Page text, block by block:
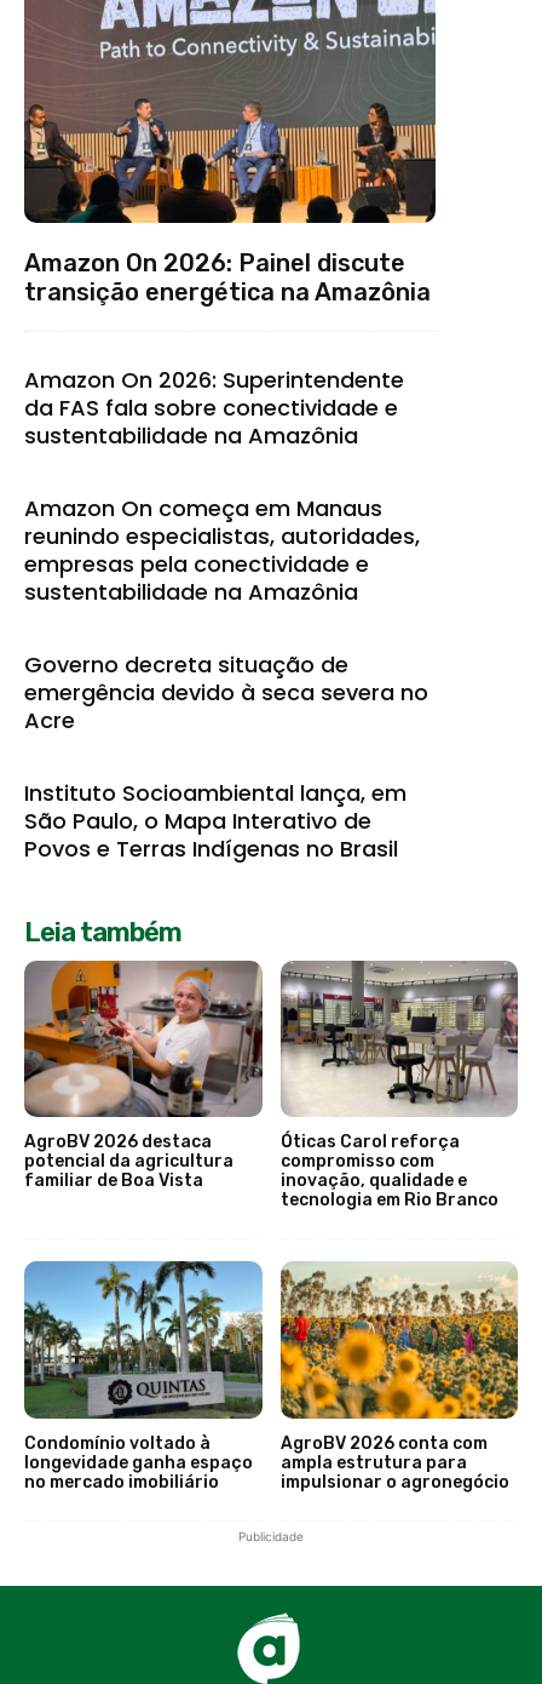
Amazon On 2026: Painel discute
transição energética na Amazônia
Amazon On 2026: Superintendente
da FAS fala sobre conectividade e
sustentabilidade na Amazônia
Amazon On começa em Manaus
reunindo especialistas, autoridades,
empresas pela conectividade e
sustentabilidade na Amazônia
Governo decreta situação de
emergência devido à seca severa no
Acre
Instituto Socioambiental lança, em
São Paulo, o Mapa Interativo de
Povos e Terras Indígenas no Brasil
Leia também
AgroBV 2026 destaca
potencial da agricultura
familiar de Boa Vista
Óticas Carol reforça
compromisso com
inovação, qualidade e
tecnologia em Rio Branco
Condomínio voltado à
longevidade ganha espaço
no mercado imobiliário
AgroBV 2026 conta com
ampla estrutura para
impulsionar o agronegócio
Publicidade